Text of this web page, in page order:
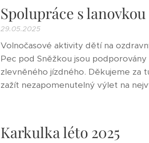
Spolupráce s
29.05.2025
Volnočasové aktivity dětí na
Pec pod Sněžkou jsou
zlevněného jízdného. Děkujeme
zažít nezapomenutelný výlet na
Karkulka léto 2025